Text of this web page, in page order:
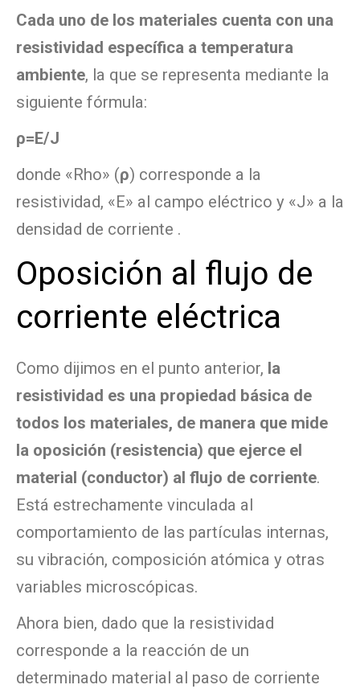
Cada uno de los materiales cuenta con una
resistividad específica a temperatura
ambiente, la que se representa mediante la
siguiente fórmula:
ρ=E/J
donde «Rho» (ρ) corresponde a la
resistividad, «E» al campo eléctrico y «J» a la
densidad de corriente .
Oposición al flujo de
corriente eléctrica
Como dijimos en el punto anterior, la
resistividad es una propiedad básica de
todos los materiales, de manera que mide
la oposición (resistencia) que ejerce el
material (conductor) al flujo de corriente.
Está estrechamente vinculada al
comportamiento de las partículas internas,
su vibración, composición atómica y otras
variables microscópicas.
Ahora bien, dado que la resistividad
corresponde a la reacción de un
determinado material al paso de corriente